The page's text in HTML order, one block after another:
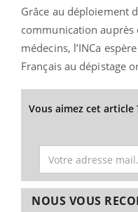
Grâce au déploiement
communication
médecins, l’INCa
Français au dépistage
Vous aimez cet article
NOUS VOUS